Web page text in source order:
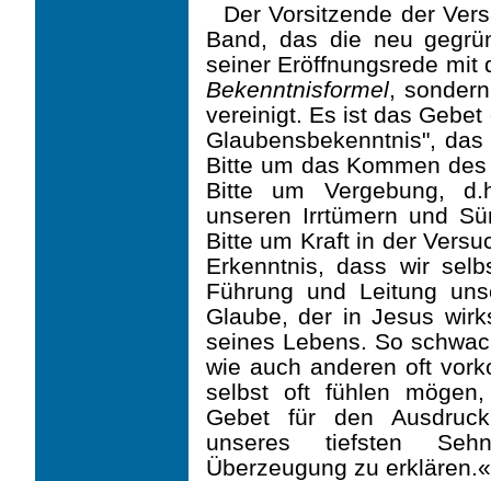
Der Vorsitzende der
Band, das die neu
seiner Eröffnungsrede mit
Bekenntnisformel,
vereinigt. Es ist das
Glaubensbekenntnis",
Bitte um das Kommen
Bitte um Vergebung,
unseren Irrtümern und
Bitte um Kraft in der
Erkenntnis, dass wir
Führung und Leitung
Glaube, der in Jesus
seines Lebens. So
wie auch anderen oft
selbst oft fühlen
Gebet für den
unseres tiefsten
Überzeugung zu erklären.«